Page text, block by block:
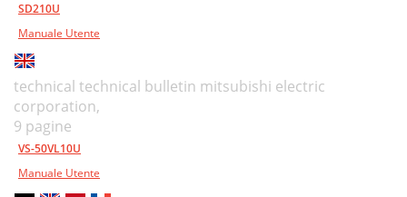
SD210U
Manuale Utente
technical technical bulletin mitsubishi electric
corporation,
9 pagine
VS-50VL10U
Manuale Utente